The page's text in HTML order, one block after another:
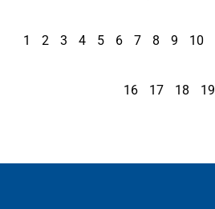
1 2 3 4 5 6 7 8 9 10
16 17 18 19